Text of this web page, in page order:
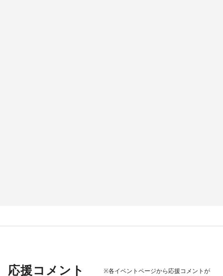
応援コメント
※各イベントページから応援コメントが